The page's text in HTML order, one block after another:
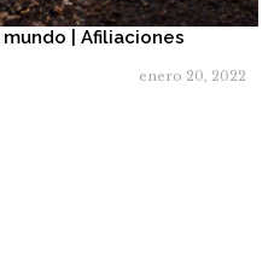
| Afiliaciones
enero 20, 2022